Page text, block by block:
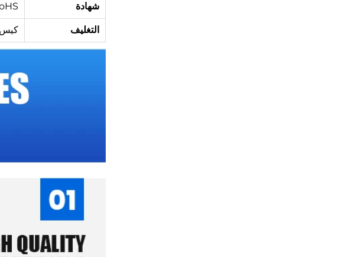
شهادة
التغليف كيس PE/رغوة EPE/صندوق مخصص/صندوق خشبي مركب أو حسب الطلب